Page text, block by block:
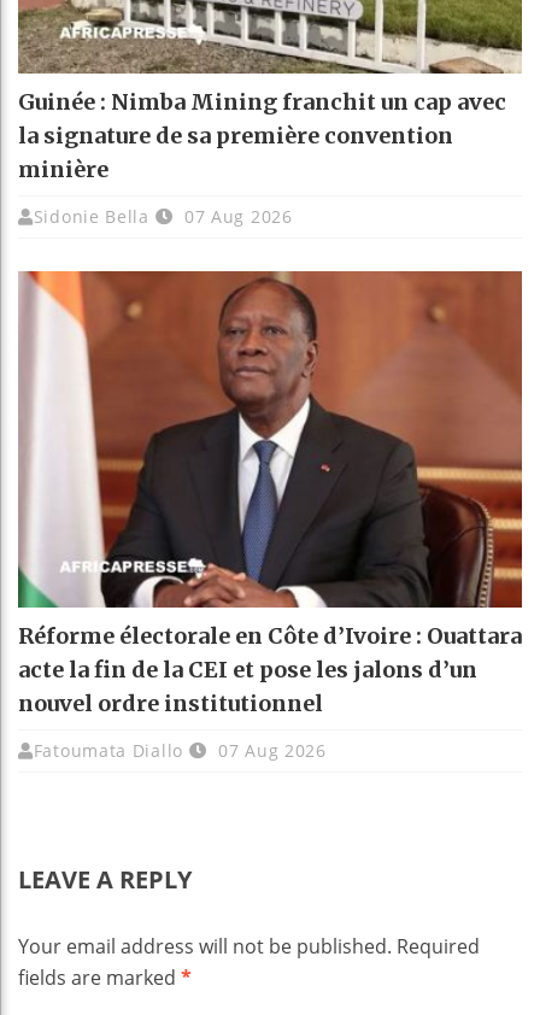
Guinée : Nimba Mining franchit un cap avec
la signature de sa première convention
minière
Sidonie Bella 07 Aug 2026
Réforme électorale en Côte d’Ivoire : Ouattara
acte la fin de la CEI et pose les jalons d’un
nouvel ordre institutionnel
Fatoumata Diallo 07 Aug 2026
LEAVE A REPLY
Your email address will not be published. Required
fields are marked *